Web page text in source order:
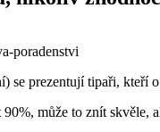
se prezentují tipaři, kteří
může to znít